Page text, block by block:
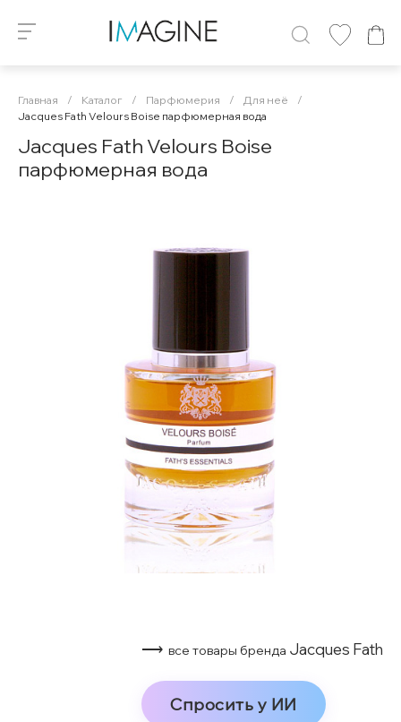
Главная / Каталог / Парфюмерия / Для неё
/
Jacques Fath Velours Boise парфюмерная вода
Jacques Fath Velours Boise
парфюмерная вода
⟶ все товары бренда Jacques Fath
Спросить у ИИ